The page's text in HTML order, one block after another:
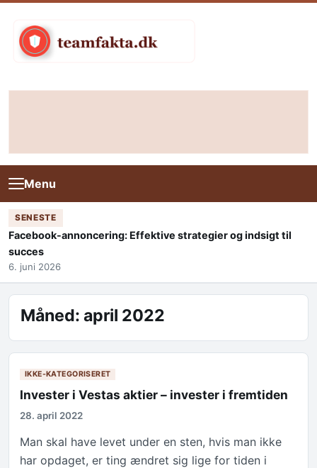
Menu
SENESTE
Facebook-annoncering: Effektive strategier og indsigt til
succes
6. juni 2026
Måned: april 2022
IKKE-KATEGORISERET
Invester i Vestas aktier – invester i fremtiden
28. april 2022
Man skal have levet under en sten, hvis man ikke
har opdaget, er ting ændret sig lige for tiden i